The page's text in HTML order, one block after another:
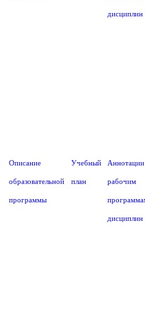
дисциплин
Описание
образовательной
программы
Учебный
план
Аннотации
рабочим
дисциплин